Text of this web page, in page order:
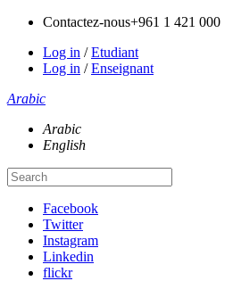
Contactez-nous+961 1 421 000
Log in /Etudiant
Log in /Enseignant
Arabic
Arabic
English
Facebook
Twitter
Instagram
Linkedin
flickr